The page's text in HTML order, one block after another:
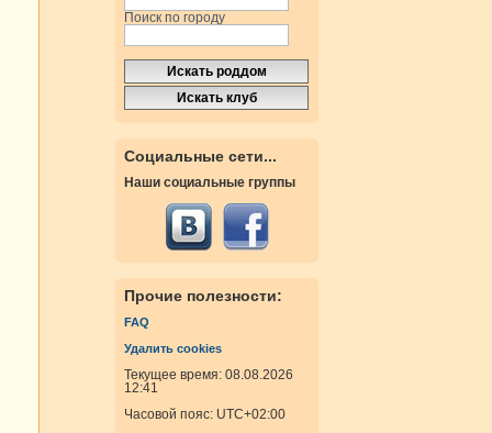
Поиск по городу
Социальные сети...
Наши социальные группы
Прочие полезности:
FAQ
Удалить cookies
Текущее время: 08.08.2026
12:41
Часовой пояс: UTC+02:00